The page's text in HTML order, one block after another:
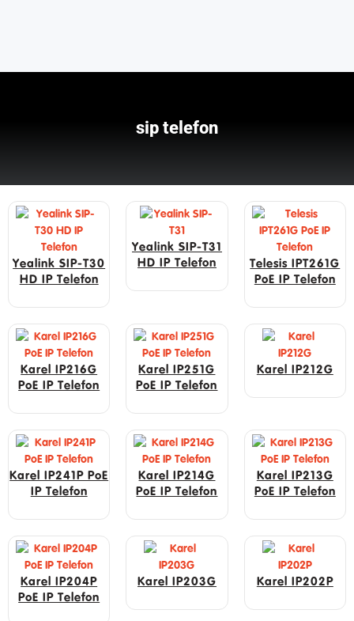
sip telefon
Yealink SIP-T30
HD IP Telefon
Yealink SIP-T31
HD IP Telefon
Telesis IPT261G
PoE IP Telefon
Karel IP216G
PoE IP Telefon
Karel IP251G
PoE IP Telefon
Karel IP212G
Karel IP241P PoE
IP Telefon
Karel IP214G
PoE IP Telefon
Karel IP213G
PoE IP Telefon
Karel IP204P
PoE IP Telefon
Karel IP203G Karel IP202P